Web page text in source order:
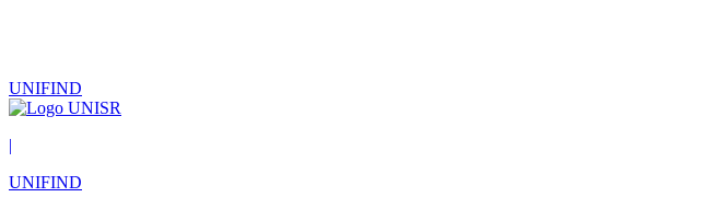
UNIFIND
|
UNIFIND